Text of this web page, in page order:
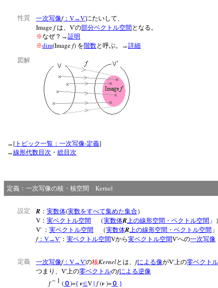
性質 一次写像f： V→V'にたいして、
Imagef は、 V'の部分ベクトル空間 となる。
※なぜ？→証明
※dim(Imagef) を階数と呼ぶ。→詳細
図解
→ [ トピック一覧：一次写像‐定義]
→線形代数目次 ・ 総目次
定義：一次写像の核・核空間 Kernel
設定 R ： 実数体(実数をすべて集めた集合）
V ： 実ベクトル空間 （実数体R上の線形空間・ベクトル空間
V' ： 実ベクトル空間 （実数体R上の線形空間・ベクトル空間
f： V→V' ： 実ベクトル空間Vから実ベクトル空間V'への一次写像
定義 一次写像f： V→V'の核Kernelとは、 fによる像がV'上の零ベクトル
つまり、 V'上の零ベクトルのfによる逆像
f－ 1 ( ０)={ v∈V| f(v)= ０ }